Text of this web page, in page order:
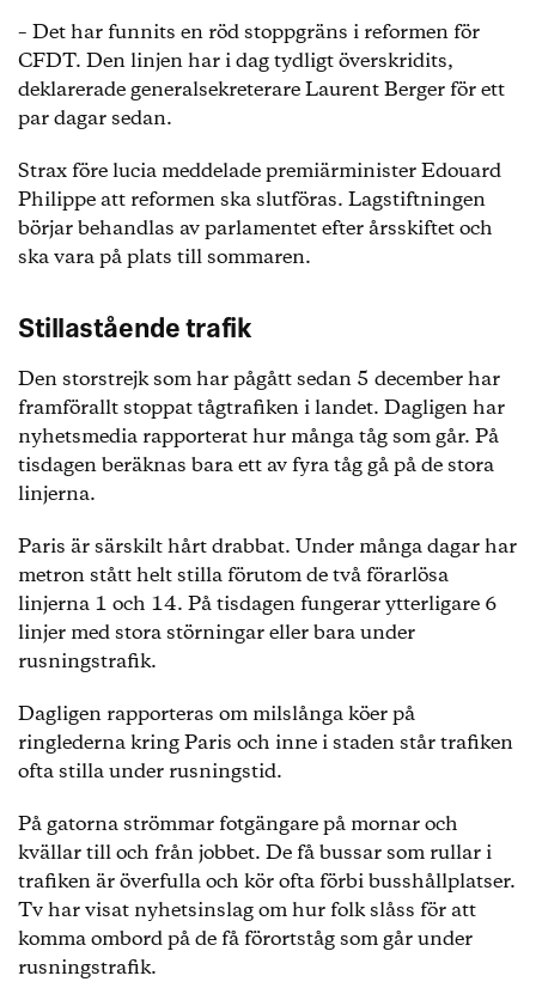
– Det har funnits en röd stoppgräns i reformen för
CFDT. Den linjen har i dag tydligt överskridits,
deklarerade generalsekreterare Laurent Berger för ett
par dagar sedan.
Strax före lucia meddelade premiärminister Edouard
Philippe att reformen ska slutföras. Lagstiftningen
börjar behandlas av parlamentet efter årsskiftet och
ska vara på plats till sommaren.
Stillastående trafik
Den storstrejk som har pågått sedan 5 december har
framförallt stoppat tågtrafiken i landet. Dagligen har
nyhetsmedia rapporterat hur många tåg som går. På
tisdagen beräknas bara ett av fyra tåg gå på de stora
linjerna.
Paris är särskilt hårt drabbat. Under många dagar har
metron stått helt stilla förutom de två förarlösa
linjerna 1 och 14. På tisdagen fungerar ytterligare 6
linjer med stora störningar eller bara under
rusningstrafik.
Dagligen rapporteras om milslånga köer på
ringlederna kring Paris och inne i staden står trafiken
ofta stilla under rusningstid.
På gatorna strömmar fotgängare på mornar och
kvällar till och från jobbet. De få bussar som rullar i
trafiken är överfulla och kör ofta förbi busshållplatser.
Tv har visat nyhetsinslag om hur folk slåss för att
komma ombord på de få förortståg som går under
rusningstrafik.